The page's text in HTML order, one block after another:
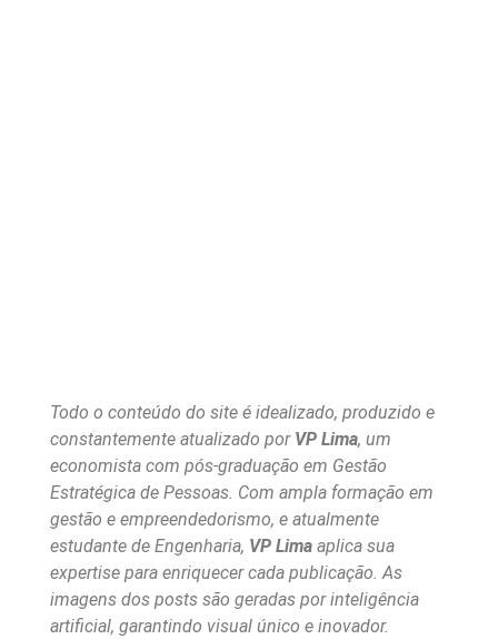
Todo o conteúdo do site é idealizado, produzido e
constantemente atualizado por VP Lima, um
economista com pós-graduação em Gestão
Estratégica de Pessoas. Com ampla formação em
gestão e empreendedorismo, e atualmente
estudante de Engenharia, VP Lima aplica sua
expertise para enriquecer cada publicação. As
imagens dos posts são geradas por inteligência
artificial, garantindo visual único e inovador.